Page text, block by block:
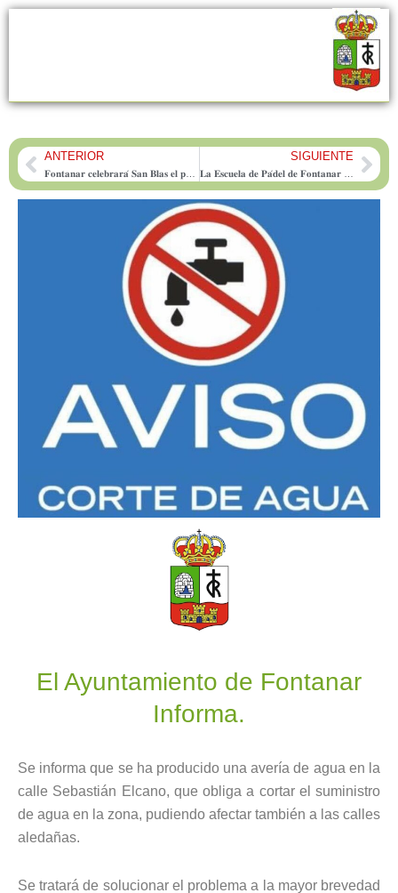
PrevANTERIOR SIGUIENTE
El Ayuntamiento de Fontanar
Informa.
Se informa que se ha producido una avería de agua en la
calle Sebastián Elcano, que obliga a cortar el suministro
de agua en la zona, pudiendo afectar también a las calles
aledañas.
Se tratará de solucionar el problema a la mayor brevedad